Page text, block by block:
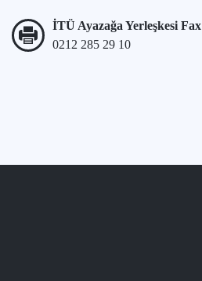
İTÜ Ayazağa Yerleşkesi Fax
0212 285 29 10